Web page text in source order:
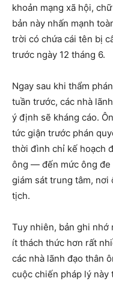
khoản mạng xã hội,
bản này nhấn mạnh
trời có chứa cái tên bị
trước ngày 12 tháng 6.
Ngay sau khi thẩm
tuần trước, các nhà
ý định sẽ kháng cáo.
tức giận trước phán
thời đình chỉ kế hoạch
ông — đến mức ông đe
giám sát trung tâm, nơi
tịch.
Tuy nhiên, bản ghi
ít thách thức hơn rất
các nhà lãnh đạo thân
cuộc chiến pháp lý này